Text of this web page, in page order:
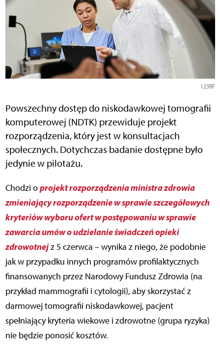
123RF
Powszechny dostęp do niskodawkowej tomografii
komputerowej (NDTK) przewiduje projekt
rozporządzenia, który jest w konsultacjach
społecznych. Dotychczas badanie dostępne było
jedynie w pilotażu.
Chodzi oprojekt rozporządzenia ministra zdrowia
zmieniający rozporządzenie w sprawie szczegółowych
kryteriów wyboru ofert w postępowaniu w sprawie
zawarcia umów o udzielanie świadczeń opieki
zdrowotnejz 5 czerwca – wynika z niego, że podobnie
jak w przypadku innych programów profilaktycznych
finansowanych przez Narodowy Fundusz Zdrowia (na
przykład mammografii i cytologii), aby skorzystać z
darmowej tomografii niskodawkowej, pacjent
spełniający kryteria wiekowe i zdrowotne (grupa ryzyka)
nie będzie ponosić kosztów.